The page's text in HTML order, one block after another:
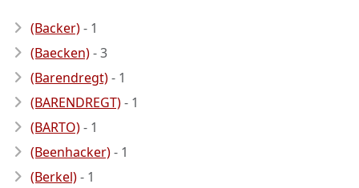
(Backer)- 1
(Baecken)- 3
(Barendregt)- 1
(BARENDREGT)- 1
(BARTO)- 1
(Beenhacker)- 1
(Berkel)- 1